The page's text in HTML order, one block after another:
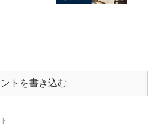
トを書き込む